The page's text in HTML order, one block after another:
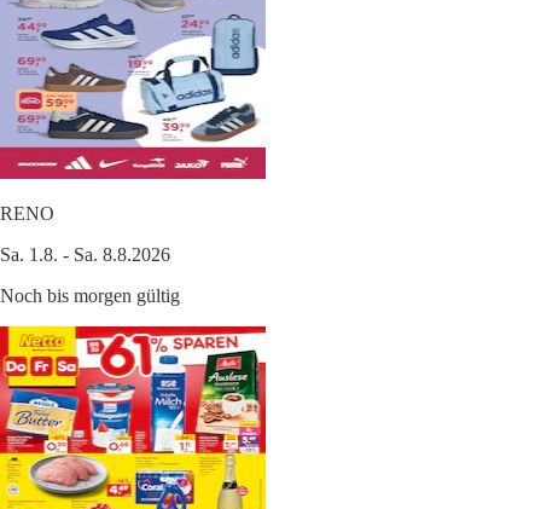
RENO
Sa. 1.8. - Sa. 8.8.2026
Noch bis morgen gültig